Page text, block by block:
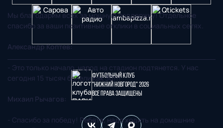
Мы благодарим всех за мощную поддержку! Отдельное
спасибо за ваши позитивные отклики в социальных сетях.
Александр Коптев:
- Это только начало, народ на стадион подтянется. У нас
сегодня 15 тысяч болели как 30!!!
Михаил Рычагов:
- Спасибо за победу! Ребята, надо ходить на домашние
Футбольный клуб
"Нижний Новгород" 2026
Все права защищены